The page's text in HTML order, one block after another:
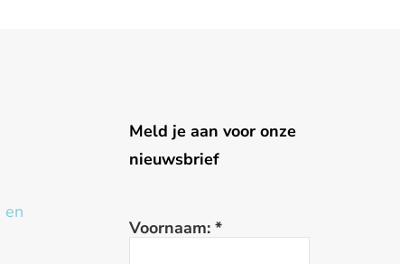
en
Meld je aan voor onze
nieuwsbrief
Voornaam:*